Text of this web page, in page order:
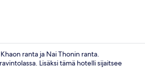
ranta ja Nai Thonin ranta.
Lisäksi tämä hotelli sijaitsee